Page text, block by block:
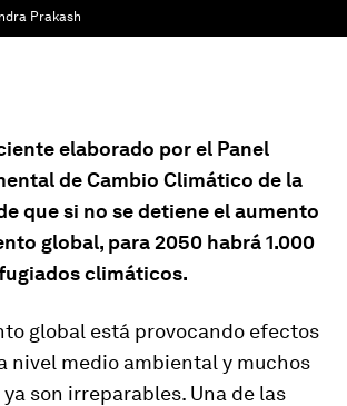
Prakash
elaborado por el Panel
de Cambio Climático de la
que si no se detiene el aumento
global, para 2050 habrá 1.000
climáticos.
global está provocando efectos
nivel medio ambiental y muchos
son irreparables. Una de las